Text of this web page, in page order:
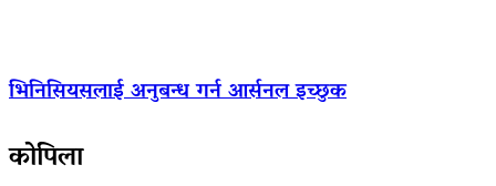
भिनिसियसलाई अनुबन्ध गर्न आर्सनल इच्छुक
कोपिला